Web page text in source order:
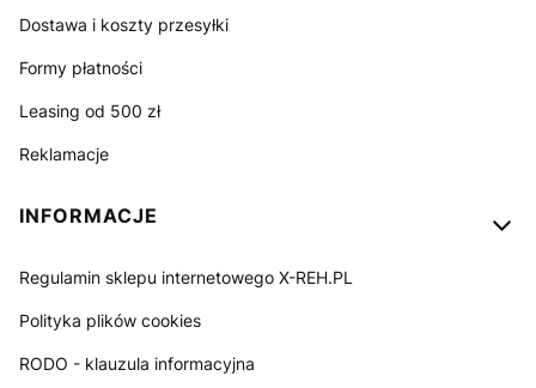
Dostawa i koszty przesyłki
Formy płatności
Leasing od 500 zł
Reklamacje
INFORMACJE
Regulamin sklepu internetowego X-REH.PL
Polityka plików cookies
RODO - klauzula informacyjna